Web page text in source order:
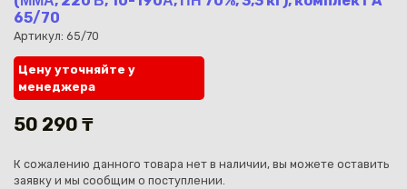
Каз
65/70
Артикул: 65/70
Цену уточняйте у
менеджера
50 290 ₸
К сожалению данного товара нет в наличии, вы можете оставить
заявку и мы сообщим о поступлении.